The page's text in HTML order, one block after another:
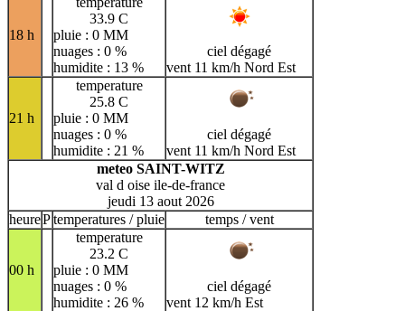
18 h
33.9 C
pluie : 0 MM
nuages : 0 %
humidite : 13 %
ciel dégagé
vent 11 km/h Nord Est
21 h
temperature
25.8 C
pluie : 0 MM
nuages : 0 %
humidite : 21 %
ciel dégagé
vent 11 km/h Nord Est
meteo SAINT-WITZ
val d oise ile-de-france
jeudi 13 aout 2026
heurePtemperatures / pluie temps / vent
00 h
temperature
23.2 C
pluie : 0 MM
nuages : 0 %
humidite : 26 %
ciel dégagé
vent 12 km/h Est